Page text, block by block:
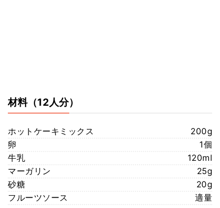
材料（12人分）
ホットケーキミックス
200g
卵
1個
牛乳
120ml
マーガリン
25g
砂糖
20g
フルーツソース
適量